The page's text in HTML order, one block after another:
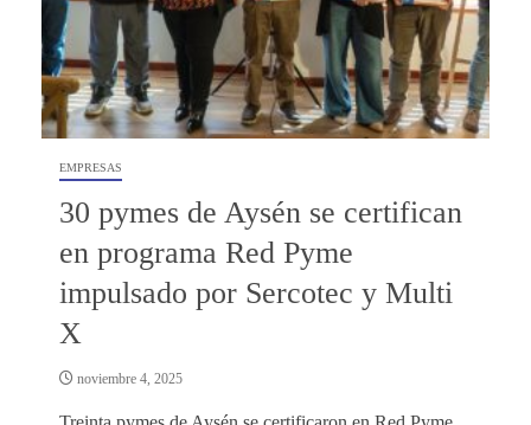
EMPRESAS
30 pymes de Aysén se certifican
en programa Red Pyme
impulsado por Sercotec y Multi
X
noviembre 4, 2025